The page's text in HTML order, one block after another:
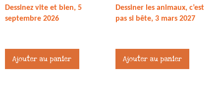
Dessinez vite et bien, 5
septembre 2026
Ajouter au panier
Dessiner les animaux, c’est
pas si bête, 3 mars 2027
Ajouter au panier